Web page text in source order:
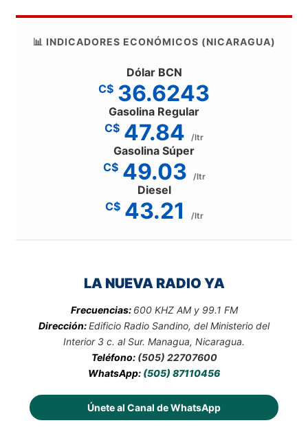
📊 INDICADORES ECONÓMICOS (NICARAGUA)
Dólar BCN
C$ 36.6243
Gasolina Regular
C$ 47.84 /ltr
Gasolina Súper
C$ 49.03 /ltr
Diesel
C$ 43.21 /ltr
LA NUEVA RADIO YA
Frecuencias: 600 KHZ AM y 99.1 FM
Dirección:Edificio Radio Sandino, del Ministerio del
Interior 3 c. al Sur. Managua, Nicaragua.
Teléfono: (505) 22707600
WhatsApp: (505) 87110456
Únete al Canal de WhatsApp